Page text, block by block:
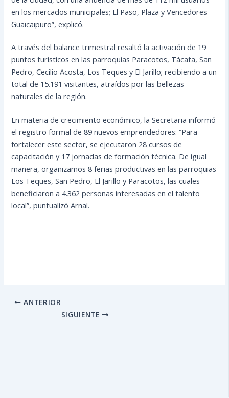
en los mercados municipales; El Paso, Plaza y Vencedores
Guaicaipuro”, explicó.
A través del balance trimestral resaltó la activación de 19
puntos turísticos en las parroquias Paracotos, Tácata, San
Pedro, Cecilio Acosta, Los Teques y El Jarillo; recibiendo a un
total de 15.191 visitantes, atraídos por las bellezas
naturales de la región.
En materia de crecimiento económico, la Secretaria informó
el registro formal de 89 nuevos emprendedores: “Para
fortalecer este sector, se ejecutaron 28 cursos de
capacitación y 17 jornadas de formación técnica. De igual
manera, organizamos 8 ferias productivas en las parroquias
Los Teques, San Pedro, El Jarillo y Paracotos, las cuales
beneficiaron a 4.362 personas interesadas en el talento
local”, puntualizó Arnal.
ANTERIOR
SIGUIENTE